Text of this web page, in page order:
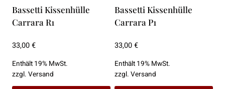
Bassetti Kissenhülle
Carrara R1
33,00€
Enthält 19% MwSt.
zzgl. Versand
Bassetti Kissenhülle
Carrara P1
33,00€
Enthält 19% MwSt.
zzgl. Versand